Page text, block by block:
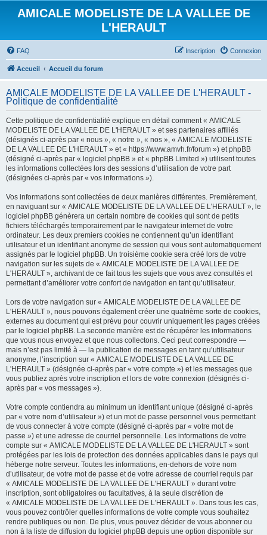
AMICALE MODELISTE DE LA VALLEE DE
L'HERAULT
FAQ Connexion
Inscription
Accueil Accueil du forum
AMICALE MODELISTE DE LA VALLEE DE L'HERAULT -
Politique de confidentialité
Cette politique de confidentialité explique en détail comment « AMICALE
MODELISTE DE LA VALLEE DE L'HERAULT » et ses partenaires affiliés
(désignés ci-après par « nous », « notre », « nos », « AMICALE MODELISTE
DE LA VALLEE DE L'HERAULT » et « https://www.amvh.fr/forum ») et phpBB
(désigné ci-après par « logiciel phpBB » et « phpBB Limited ») utilisent toutes
les informations collectées lors des sessions d’utilisation de votre part
(désignées ci-après par « vos informations »).
Vos informations sont collectées de deux manières différentes. Premièrement,
en naviguant sur « AMICALE MODELISTE DE LA VALLEE DE L'HERAULT », le
logiciel phpBB génèrera un certain nombre de cookies qui sont de petits
fichiers téléchargés temporairement par le navigateur internet de votre
ordinateur. Les deux premiers cookies ne contiennent qu’un identifiant
utilisateur et un identifiant anonyme de session qui vous sont automatiquement
assignés par le logiciel phpBB. Un troisième cookie sera créé lors de votre
navigation sur les sujets de « AMICALE MODELISTE DE LA VALLEE DE
L'HERAULT », archivant de ce fait tous les sujets que vous avez consultés et
permettant d’améliorer votre confort de navigation en tant qu’utilisateur.
Lors de votre navigation sur « AMICALE MODELISTE DE LA VALLEE DE
L'HERAULT », nous pouvons également créer une quatrième sorte de cookies,
externes au document qui est prévu pour couvrir uniquement les pages créées
par le logiciel phpBB. La seconde manière est de récupérer les informations
que vous nous envoyez et que nous collectons. Ceci peut correspondre —
mais n’est pas limité à — la publication de messages en tant qu’utilisateur
anonyme, l’inscription sur « AMICALE MODELISTE DE LA VALLEE DE
L'HERAULT » (désignée ci-après par « votre compte ») et les messages que
vous publiez après votre inscription et lors de votre connexion (désignés ci-
après par « vos messages »).
Votre compte contiendra au minimum un identifiant unique (désigné ci-après
par « votre nom d’utilisateur ») et un mot de passe personnel vous permettant
de vous connecter à votre compte (désigné ci-après par « votre mot de
passe ») et une adresse de courriel personnelle. Les informations de votre
compte sur « AMICALE MODELISTE DE LA VALLEE DE L'HERAULT » sont
protégées par les lois de protection des données applicables dans le pays qui
héberge notre serveur. Toutes les informations, en-dehors de votre nom
d’utilisateur, de votre mot de passe et de votre adresse de courriel requis par
« AMICALE MODELISTE DE LA VALLEE DE L'HERAULT » durant votre
inscription, sont obligatoires ou facultatives, à la seule discrétion de
« AMICALE MODELISTE DE LA VALLEE DE L'HERAULT ». Dans tous les cas,
vous pouvez contrôler quelles informations de votre compte vous souhaitez
rendre publiques ou non. De plus, vous pouvez décider de vous abonner ou
non à la liste de diffusion du logiciel phpBB depuis une option disponible sur